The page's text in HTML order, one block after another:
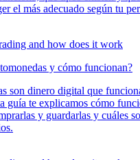
el más adecuado según tu
y cómo funcionan?
son dinero digital que
guía te explicamos cómo
y guardarlas y cuáles